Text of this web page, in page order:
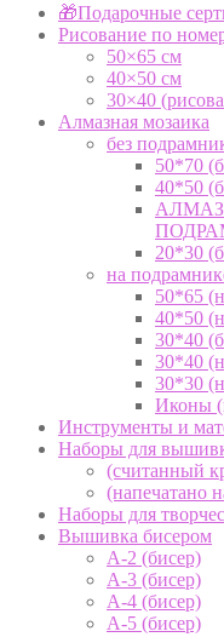
🎁Подарочные
Рисование по
50×65 см
40×50 см
30×40
Алмазная мозаика
без
50*70
40*50
20*30
на
50*65
40*50
30*40
30*40
30*30
Иконы
Инструменты и
Наборы для
(считанный
(напечатано
Наборы для
Вышивка бисером
А-2 (бисер)
А-3 (бисер)
А-4 (бисер)
А-5 (бисер)